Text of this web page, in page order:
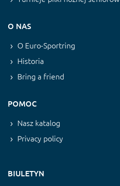
O NAS
O Euro-Sportring
Historia
Bring a friend
POMOC
Nasz katalog
Privacy policy
BIULETYN